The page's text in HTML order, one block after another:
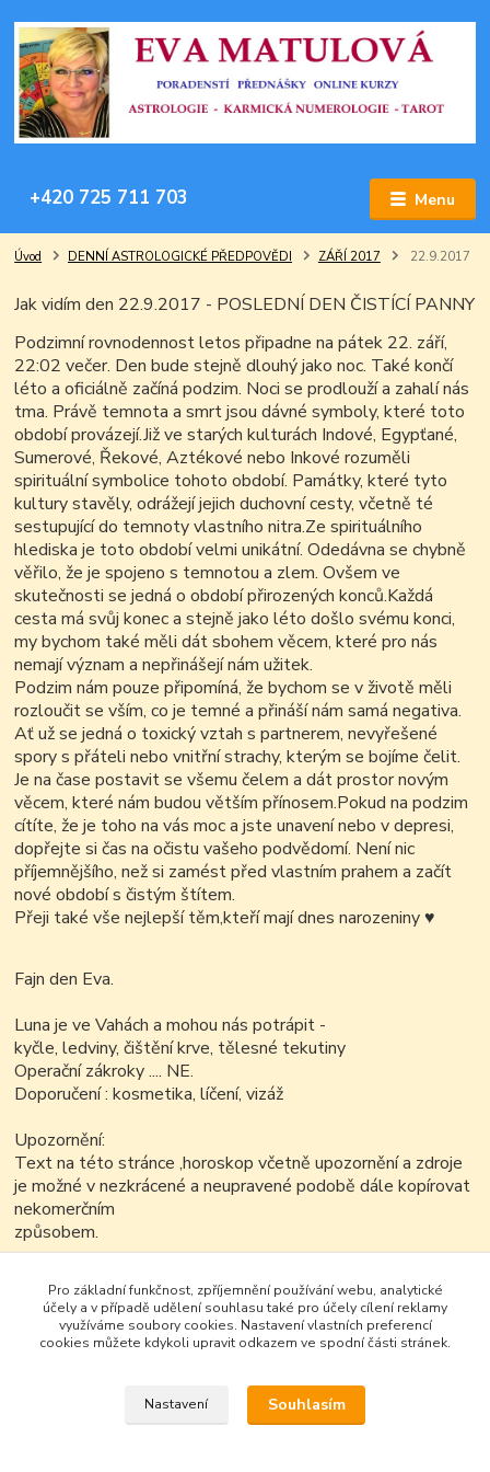
Menu
+420 725 711 703
Úvod DENNÍ ASTROLOGICKÉ PŘEDPOVĚDI ZÁŘÍ 2017 22.9.2017
Jak vidím den 22.9.2017 - POSLEDNÍ DEN ČISTÍCÍ PANNY
Podzimní rovnodennost letos připadne na pátek 22. září,
22:02 večer. Den bude stejně dlouhý jako noc. Také končí
léto a oficiálně začíná podzim. Noci se prodlouží a zahalí nás
tma. Právě temnota a smrt jsou dávné symboly, které toto
období provázejí.Již ve starých kulturách Indové, Egypťané,
Sumerové, Řekové, Aztékové nebo Inkové rozuměli
spirituální symbolice tohoto období. Památky, které tyto
kultury stavěly, odrážejí jejich duchovní cesty, včetně té
sestupující do temnoty vlastního nitra.Ze spirituálního
hlediska je toto období velmi unikátní. Odedávna se chybně
věřilo, že je spojeno s temnotou a zlem. Ovšem ve
skutečnosti se jedná o období přirozených konců.Každá
cesta má svůj konec a stejně jako léto došlo svému konci,
my bychom také měli dát sbohem věcem, které pro nás
nemají význam a nepřinášejí nám užitek.
Podzim nám pouze připomíná, že bychom se v životě měli
rozloučit se vším, co je temné a přináší nám samá negativa.
Ať už se jedná o toxický vztah s partnerem, nevyřešené
spory s přáteli nebo vnitřní strachy, kterým se bojíme čelit.
Je na čase postavit se všemu čelem a dát prostor novým
věcem, které nám budou větším přínosem.Pokud na podzim
cítíte, že je toho na vás moc a jste unavení nebo v depresi,
dopřejte si čas na očistu vašeho podvědomí. Není nic
příjemnějšího, než si zamést před vlastním prahem a začít
nové období s čistým štítem.
Přeji také vše nejlepší těm,kteří mají dnes narozeniny♥
Fajn den Eva.
Luna je ve Vahách a mohou nás potrápit -
kyčle, ledviny, čištění krve, tělesné tekutiny
Operační zákroky .... NE.
Doporučení : kosmetika, líčení, vizáž
Upozornění:
Text na této stránce ,horoskop včetně upozornění a zdroje
je možné v nezkrácené a neupravené podobě dále kopírovat
nekomerčním
způsobem.
.
Pro základní funkčnost, zpříjemnění používání webu, analytické
účely a v případě udělení souhlasu také pro účely cílení reklamy
využíváme soubory cookies. Nastavení vlastních preferencí
cookies můžete kdykoli upravit odkazem ve spodní části stránek.
Nastavení Souhlasím